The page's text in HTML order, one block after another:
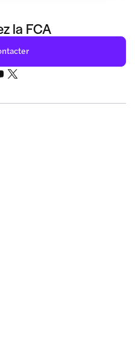
la FCA